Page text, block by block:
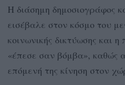
Η διάσημη δημοσιογράφος
εισέβαλε στον κόσμο του
κοινωνικής δικτύωσης και
«έπεσε σαν βόμβα», καθώς
επόμενή της κίνηση στον